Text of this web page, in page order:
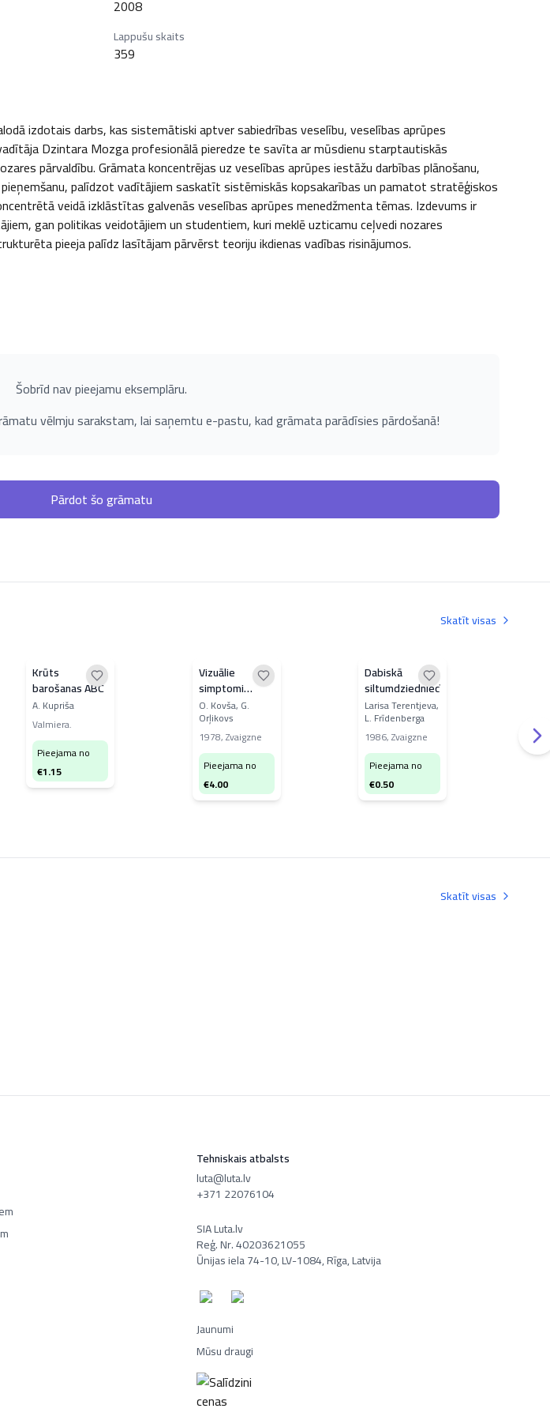
2008
Lappušu skaits
359
izdotais darbs, kas sistemātiski aptver sabiedrības veselību, veselības aprūpes
Dzintara Mozga profesionālā pieredze te savīta ar mūsdienu starptautiskās
pārvaldību. Grāmata koncentrējas uz veselības aprūpes iestāžu darbības plānošanu,
palīdzot vadītājiem saskatīt sistēmiskās kopsakarības un pamatot stratēģiskos
veidā izklāstītas galvenās veselības aprūpes menedžmenta tēmas. Izdevums ir
gan politikas veidotājiem un studentiem, kuri meklē uzticamu ceļvedi nozares
pieeja palīdz lasītājam pārvērst teoriju ikdienas vadības risinājumos.
Šobrīd nav pieejamu eksemplāru.
vēlmju sarakstam, lai saņemtu e-pastu, kad grāmata parādīsies pārdošanā!
Pārdot šo grāmatu
Skatīt visas
Krūts
barošanas ABC
A. Kupriša
Valmiera.
Pieejama no
€1.15
Vizuālie
simptomi
iekšķīgo slimību
klīnikā
O. Kovša, G.
Orļikovs
1978,Zvaigzne
Pieejama no
€4.00
Dabiskā
siltumdziedniecība
Larisa Terentjeva,
L. Frīdenberga
1986,Zvaigzne
Pieejama no
€0.50
Skatīt visas
Tehniskais atbalsts
luta@luta.lv
+371 22076104
SIA Luta.lv
Reģ. Nr. 40203621055
Ūnijas iela 74-10, LV-1084, Rīga, Latvija
Jaunumi
Mūsu draugi